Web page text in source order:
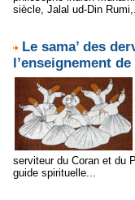
siècle, Jalal ud-Din
Le sama’ des
l’enseignement
serviteur du Coran et du
guide spirituelle...